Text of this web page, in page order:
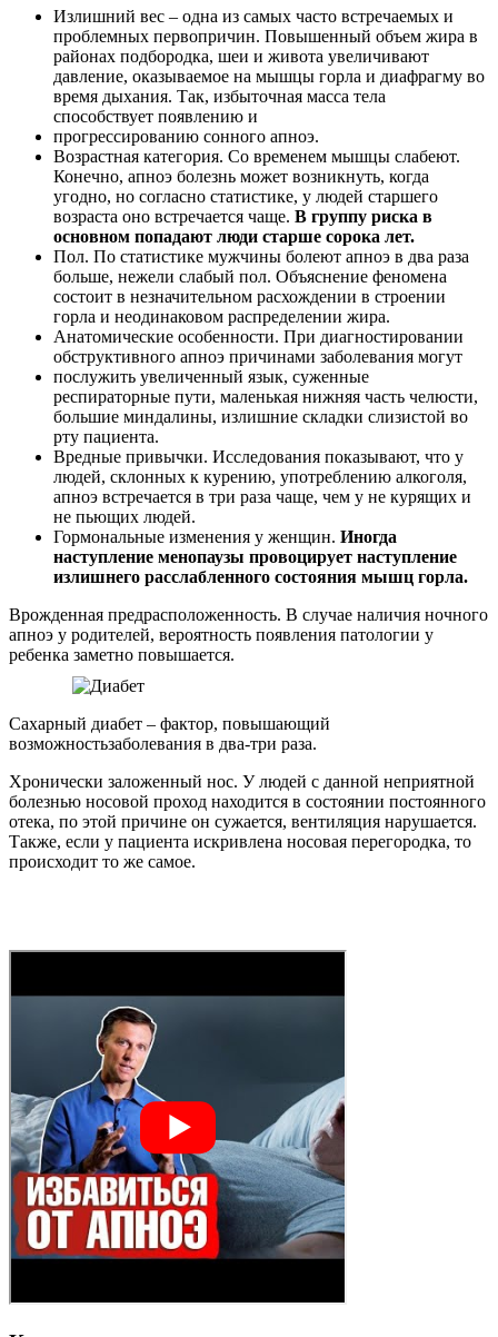
Излишний вес – одна из самых часто встречаемых и
проблемных первопричин. Повышенный объем жира в
районах подбородка, шеи и живота увеличивают
давление, оказываемое на мышцы горла и диафрагму во
время дыхания. Так, избыточная масса тела
способствует появлению и
прогрессированию сонного апноэ.
Возрастная категория. Со временем мышцы слабеют.
Конечно, апноэ болезнь может возникнуть, когда
угодно, но согласно статистике, у людей старшего
возраста оно встречается чаще. В группу риска в
основном попадают люди старше сорока лет.
Пол. По статистике мужчины болеют апноэ в два раза
больше, нежели слабый пол. Объяснение феномена
состоит в незначительном расхождении в строении
горла и неодинаковом распределении жира.
Анатомические особенности. При диагностировании
обструктивного апноэ причинами заболевания могут
послужить увеличенный язык, суженные
респираторные пути, маленькая нижняя часть челюсти,
большие миндалины, излишние складки слизистой во
рту пациента.
Вредные привычки. Исследования показывают, что у
людей, склонных к курению, употреблению алкоголя,
апноэ встречается в три раза чаще, чем у не курящих и
не пьющих людей.
Гормональные изменения у женщин. Иногда
наступление менопаузы провоцирует наступление
излишнего расслабленного состояния мышц горла.
Врожденная предрасположенность. В случае наличия ночного
апноэ у родителей, вероятность появления патологии у
ребенка заметно повышается.
Сахарный диабет – фактор, повышающий
возможностьзаболевания в два-три раза.
Хронически заложенный нос. У людей с данной неприятной
болезнью носовой проход находится в состоянии постоянного
отека, по этой причине он сужается, вентиляция нарушается.
Также, если у пациента искривлена носовая перегородка, то
происходит то же самое.